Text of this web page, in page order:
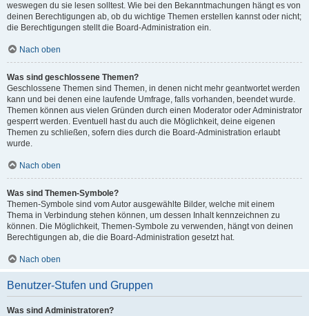
weswegen du sie lesen solltest. Wie bei den Bekanntmachungen hängt es von
deinen Berechtigungen ab, ob du wichtige Themen erstellen kannst oder nicht;
die Berechtigungen stellt die Board-Administration ein.
Nach oben
Was sind geschlossene Themen?
Geschlossene Themen sind Themen, in denen nicht mehr geantwortet werden
kann und bei denen eine laufende Umfrage, falls vorhanden, beendet wurde.
Themen können aus vielen Gründen durch einen Moderator oder Administrator
gesperrt werden. Eventuell hast du auch die Möglichkeit, deine eigenen
Themen zu schließen, sofern dies durch die Board-Administration erlaubt
wurde.
Nach oben
Was sind Themen-Symbole?
Themen-Symbole sind vom Autor ausgewählte Bilder, welche mit einem
Thema in Verbindung stehen können, um dessen Inhalt kennzeichnen zu
können. Die Möglichkeit, Themen-Symbole zu verwenden, hängt von deinen
Berechtigungen ab, die die Board-Administration gesetzt hat.
Nach oben
Benutzer-Stufen und Gruppen
Was sind Administratoren?